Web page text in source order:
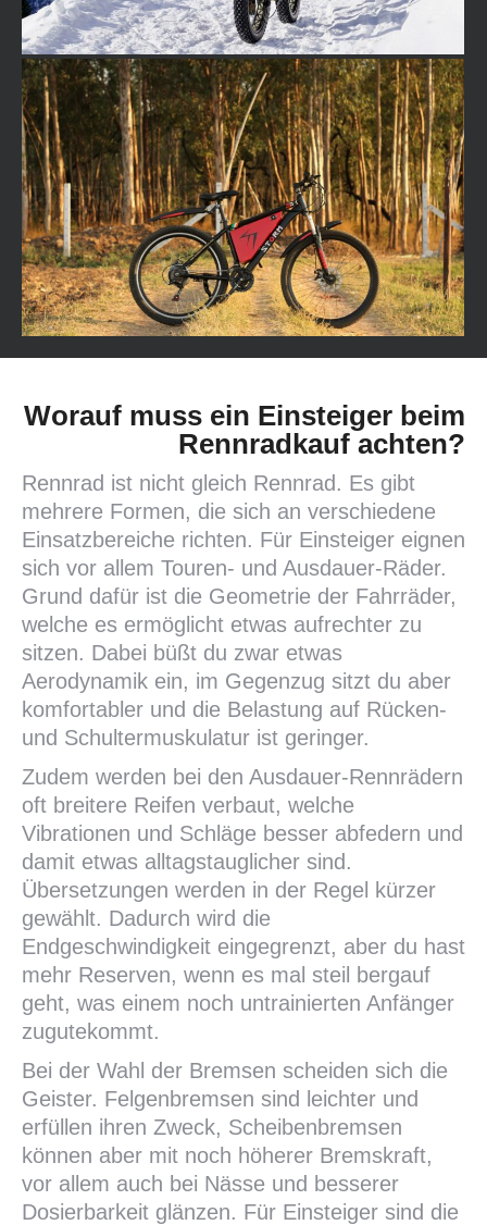
Worauf muss ein Einsteiger beim
Rennradkauf achten?
Rennrad ist nicht gleich Rennrad. Es gibt
mehrere Formen, die sich an verschiedene
Einsatzbereiche richten. Für Einsteiger eignen
sich vor allem Touren- und Ausdauer-Räder.
Grund dafür ist die Geometrie der Fahrräder,
welche es ermöglicht etwas aufrechter zu
sitzen. Dabei büßt du zwar etwas
Aerodynamik ein, im Gegenzug sitzt du aber
komfortabler und die Belastung auf Rücken-
und Schultermuskulatur ist geringer.
Zudem werden bei den Ausdauer-Rennrädern
oft breitere Reifen verbaut, welche
Vibrationen und Schläge besser abfedern und
damit etwas alltagstauglicher sind.
Übersetzungen werden in der Regel kürzer
gewählt. Dadurch wird die
Endgeschwindigkeit eingegrenzt, aber du hast
mehr Reserven, wenn es mal steil bergauf
geht, was einem noch untrainierten Anfänger
zugutekommt.
Bei der Wahl der Bremsen scheiden sich die
Geister. Felgenbremsen sind leichter und
erfüllen ihren Zweck, Scheibenbremsen
können aber mit noch höherer Bremskraft,
vor allem auch bei Nässe und besserer
Dosierbarkeit glänzen. Für Einsteiger sind die